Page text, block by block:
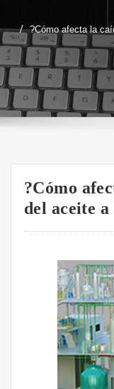
?Cómo afecta la
?Cómo
del aceite